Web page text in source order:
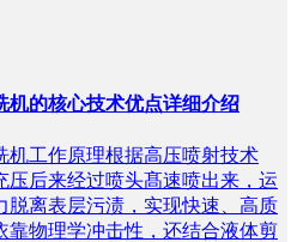
机的核心技术优点详细介绍
机工作原理根据高压喷射技术
压后来经过喷头髙速喷出来，运
脱离表层污渍，实现快速、高质
靠物理学冲击性，还结合液体剪